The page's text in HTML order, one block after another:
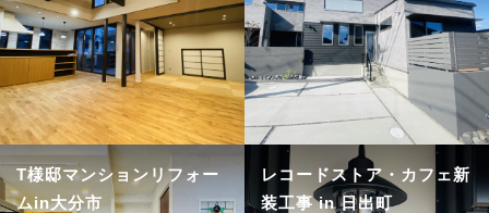
T様邸マンションリフォー
ムin大分市
レコードストア・カフェ新
装工事 in 日出町